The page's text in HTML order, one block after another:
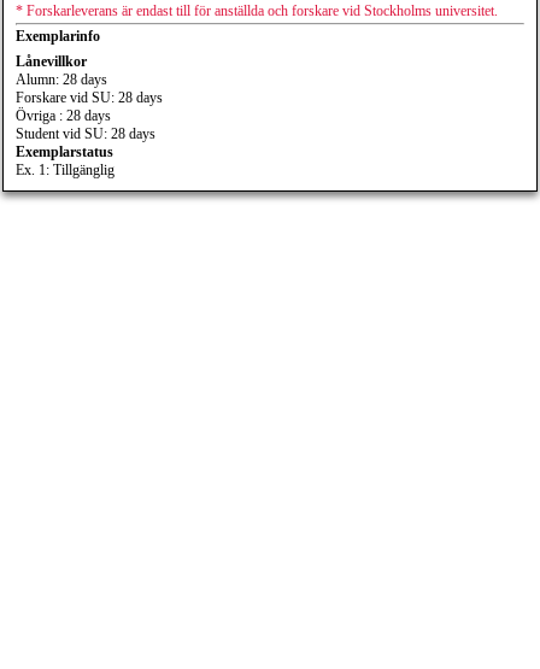
* Forskarleverans är endast till för anställda och forskare vid Stockholms universitet.
Exemplarinfo
Lånevillkor
Alumn: 28 days
Forskare vid SU: 28 days
Övriga : 28 days
Student vid SU: 28 days
Exemplarstatus
Ex. 1: Tillgänglig